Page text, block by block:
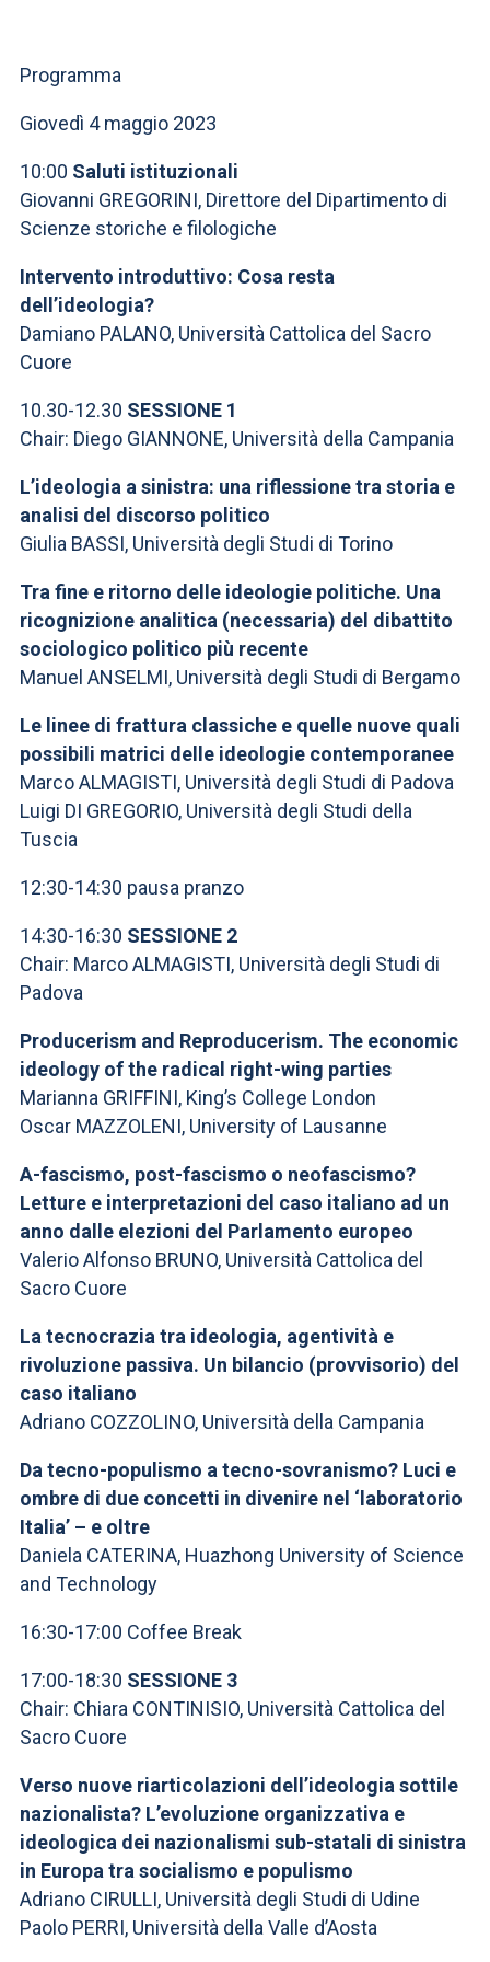
Programma
Giovedì 4 maggio 2023
10:00 Saluti istituzionali
Giovanni GREGORINI, Direttore del Dipartimento di
Scienze storiche e filologiche
Intervento introduttivo: Cosa resta
dell’ideologia?
Damiano PALANO, Università Cattolica del Sacro
Cuore
10.30-12.30 SESSIONE 1
Chair: Diego GIANNONE, Università della Campania
L’ideologia a sinistra: una riflessione tra storia e
analisi del discorso politico
Giulia BASSI, Università degli Studi di Torino
Tra fine e ritorno delle ideologie politiche. Una
ricognizione analitica (necessaria) del dibattito
sociologico politico più recente
Manuel ANSELMI, Università degli Studi di Bergamo
Le linee di frattura classiche e quelle nuove quali
possibili matrici delle ideologie contemporanee
Marco ALMAGISTI, Università degli Studi di Padova
Luigi DI GREGORIO, Università degli Studi della
Tuscia
12:30-14:30 pausa pranzo
14:30-16:30 SESSIONE 2
Chair: Marco ALMAGISTI, Università degli Studi di
Padova
Producerism and Reproducerism. The economic
ideology of the radical right-wing parties
Marianna GRIFFINI, King’s College London
Oscar MAZZOLENI, University of Lausanne
A-fascismo, post-fascismo o neofascismo?
Letture e interpretazioni del caso italiano ad un
anno dalle elezioni del Parlamento europeo
Valerio Alfonso BRUNO, Università Cattolica del
Sacro Cuore
La tecnocrazia tra ideologia, agentività e
rivoluzione passiva. Un bilancio (provvisorio) del
caso italiano
Adriano COZZOLINO, Università della Campania
Da tecno-populismo a tecno-sovranismo? Luci e
ombre di due concetti in divenire nel ‘laboratorio
Italia’ – e oltre
Daniela CATERINA, Huazhong University of Science
and Technology
16:30-17:00 Coffee Break
17:00-18:30 SESSIONE 3
Chair: Chiara CONTINISIO, Università Cattolica del
Sacro Cuore
Verso nuove riarticolazioni dell’ideologia sottile
nazionalista? L’evoluzione organizzativa e
ideologica dei nazionalismi sub-statali di sinistra
in Europa tra socialismo e populismo
Adriano CIRULLI, Università degli Studi di Udine
Paolo PERRI, Università della Valle d’Aosta